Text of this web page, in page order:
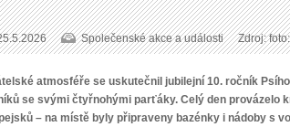
Zdroj:
Společenské akce a události
atmosféře se uskutečnil jubilejní 10. ročník
se svými čtyřnohými parťáky. Celý den provázelo
– na místě byly připraveny bazénky i nádoby s